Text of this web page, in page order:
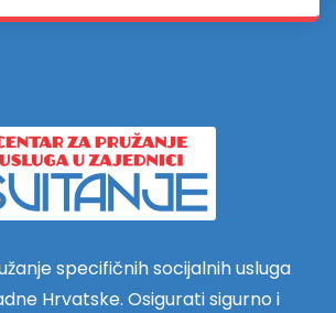
specifičnih socijalnih usluga
Hrvatske. Osigurati sigurno i